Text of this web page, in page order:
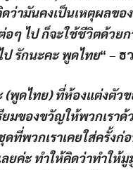
ว่ามันคงเป็นเหตุผลขอ
อๆ ไป ก็จะใช้ชีวิตด้วย
รักนะคะ พูดไทย“ – ฮ
พูดไทย) ที่ห้องแต่งตัวข
ยมของขวัญให้พวกเรา
ดที่พวกเราเคยใส่ครั้งก่
ยค่ะ ทำให้คิดว่าทำให้มู